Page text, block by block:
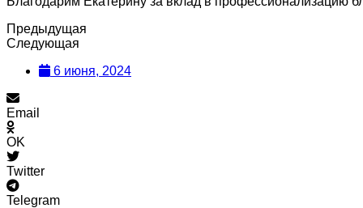
Предыдущая
Следующая
6 июня, 2024
Email
OK
Twitter
Telegram